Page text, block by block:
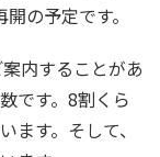
の予定です。
内することがあ
です。8割くら
ます。そして、